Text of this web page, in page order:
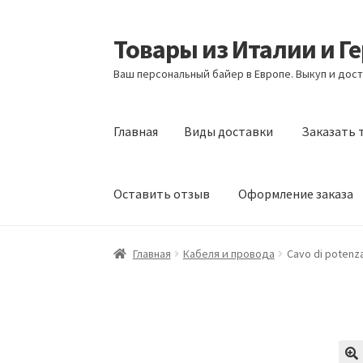
Перейти
к
навигации
Перейти
к
содержимому
Товары из Италии и
Ваш персональный байер в Европе. Выкуп и
Главная Виды доставки Заказать
Оставить отзыв Оформление заказа
Главная Виды доставки Заказать товары
Главная Кабеля и провода Cavo di